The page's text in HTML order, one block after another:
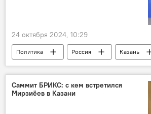
24 октября 2024, 10:29
Политика Россия
Казань
Узбекистан
Шавкат Мирзиёев
Владимир Путин
Саммит БРИКС: с кем встретился
Мирзиёев в Казани